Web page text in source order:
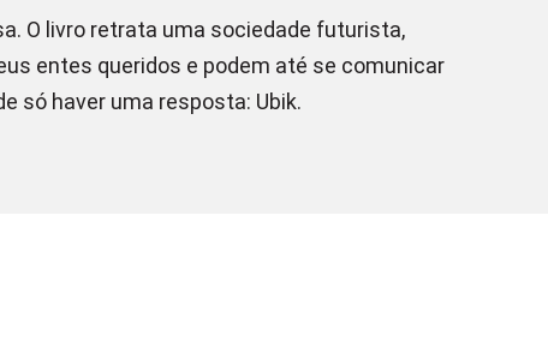
O livro retrata uma sociedade futurista,
entes queridos e podem até se comunicar
só haver uma resposta: Ubik.